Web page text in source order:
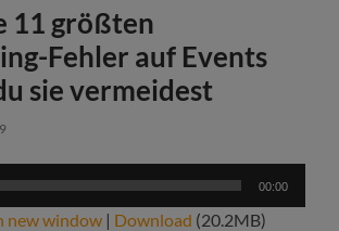
11 größten
Fehler auf Events
sie vermeidest
00:00
new window | Download (20.2MB)